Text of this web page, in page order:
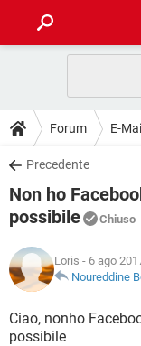
INTRATTENIMENTO
iOS
INSTAGRAM
TIKTOK
HARDWARE
GUIDE
COVID-19
iOS
TIKTOK
DOWNLOAD
COVID-19
INTRATTENIMENTO
iOS
INSTAGRAM
TIKTOK
FORUM
INTRATTENIMENTO
INSTAGRAM
GLOSSARIO
COVID-19
INTRATTENIMENTO
Forum E-
Precedente
Non ho
possibile
Chiuso
Loris - 6 ago
Noureddine
Ciao, nonho
possibile